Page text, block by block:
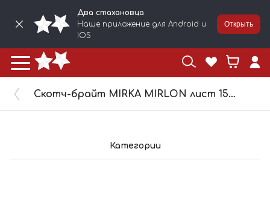
Два стахановца
Наше приложение для Android и
IOS
Открыть
Скотч-брайт MIRKA MIRLON лист 152x229x10 VF 360, красный. 8019002037
Категории